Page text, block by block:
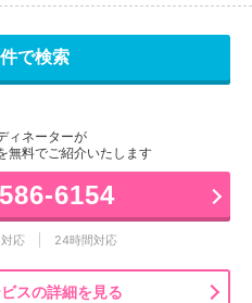
ィネーターが
無料でご紹介いたします
6154
応 24時間対応
スの詳細を見る